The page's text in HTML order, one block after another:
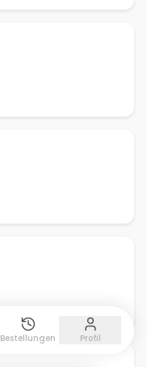
Bestellungen Profil